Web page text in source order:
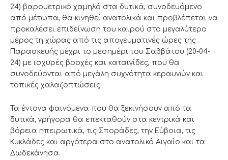
24) βαρομετρικό χαμηλό στα δυτικά, συνοδευόμενο
από μέτωπα, θα κινηθεί ανατολικά και προβλέπεται να
προκαλέσει επιδείνωση του καιρού στο μεγαλύτερο
μέρος τη χώρας από τις απογευματινές ώρες της
Παρασκευής μέχρι το μεσημέρι του Σαββάτου (20-04-
24) με ισχυρές βροχές και καταιγίδες, που θα
συνοδεύονται από μεγάλη συχνότητα κεραυνών και
τοπικές χαλαζοπτώσεις.
Τα έντονα φαινόμενα που θα ξεκινήσουν από τα
δυτικά, γρήγορα θα επεκταθούν στα κεντρικά και
βόρεια ηπειρωτικά, τις Σποράδες, την Εύβοια, τις
Κυκλάδες και αργότερα στο ανατολικό Αιγαίο και τα
Δωδεκάνησα.